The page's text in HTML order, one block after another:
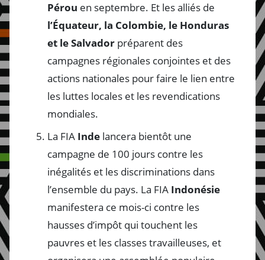
Pérou en septembre. Et les alliés de
l’Équateur, la Colombie, le Honduras
et le Salvador préparent des
campagnes régionales conjointes et des
actions nationales pour faire le lien entre
les luttes locales et les revendications
mondiales.
La FIA Inde lancera bientôt une
campagne de 100 jours contre les
inégalités et les discriminations dans
l’ensemble du pays. La FIA Indonésie
manifestera ce mois-ci contre les
hausses d’impôt qui touchent les
pauvres et les classes travailleuses, et